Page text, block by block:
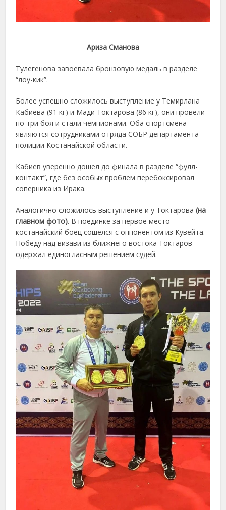
Ариза Сманова
Тулегенова завоевала бронзовую медаль в разделе
“лоу-кик”.
Более успешно сложилось выступление у Темирлана
Кабиева (91 кг) и Мади Токтарова (86 кг), они провели
по три боя и стали чемпионами. Оба спортсмена
являются сотрудниками отряда СОБР департамента
полиции Костанайской области.
Кабиев уверенно дошел до финала в разделе “фулл-
контакт”, где без особых проблем перебоксировал
соперника из Ирака.
Аналогично сложилось выступление и у Токтарова(на
главном фото). В поединке за первое место
костанайский боец сошелся с оппонентом из Кувейта.
Победу над визави из ближнего востока Токтаров
одержал единогласным решением судей.